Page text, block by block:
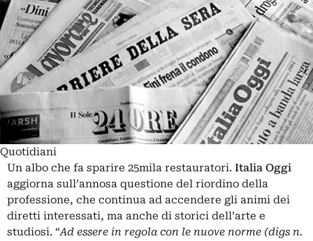
Quotidiani
Un albo che fa sparire 25mila restauratori. Italia Oggi
aggiorna sull’annosa questione del riordino della
professione, che continua ad accendere gli animi dei
diretti interessati, ma anche di storici dell’arte e
studiosi. “Ad essere in regola con le nuove norme (digs n.